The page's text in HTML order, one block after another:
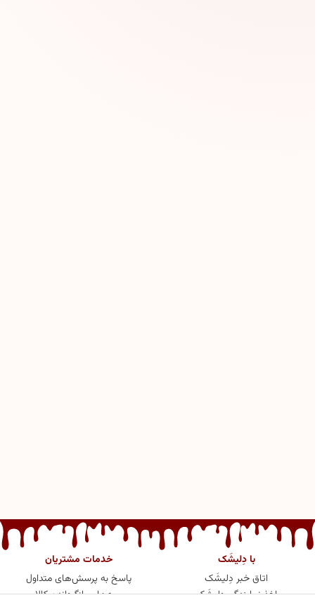
با دِلیشَک
اتاق خبر دِلیشَک
اخذ نمایندگی دِلیشَک
خدمات مشتریان
پاسخ به پرسش‌های متداول
رویه‌های بازگرداندن کالا